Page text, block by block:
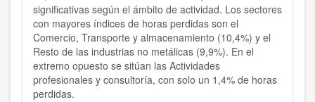
significativas según el ámbito de actividad. Los sectores
con mayores índices de horas perdidas son el
Comercio, Transporte y almacenamiento (10,4%) y el
Resto de las industrias no metálicas (9,9%). En el
extremo opuesto se sitúan las Actividades
profesionales y consultoría, con solo un 1,4% de horas
perdidas.